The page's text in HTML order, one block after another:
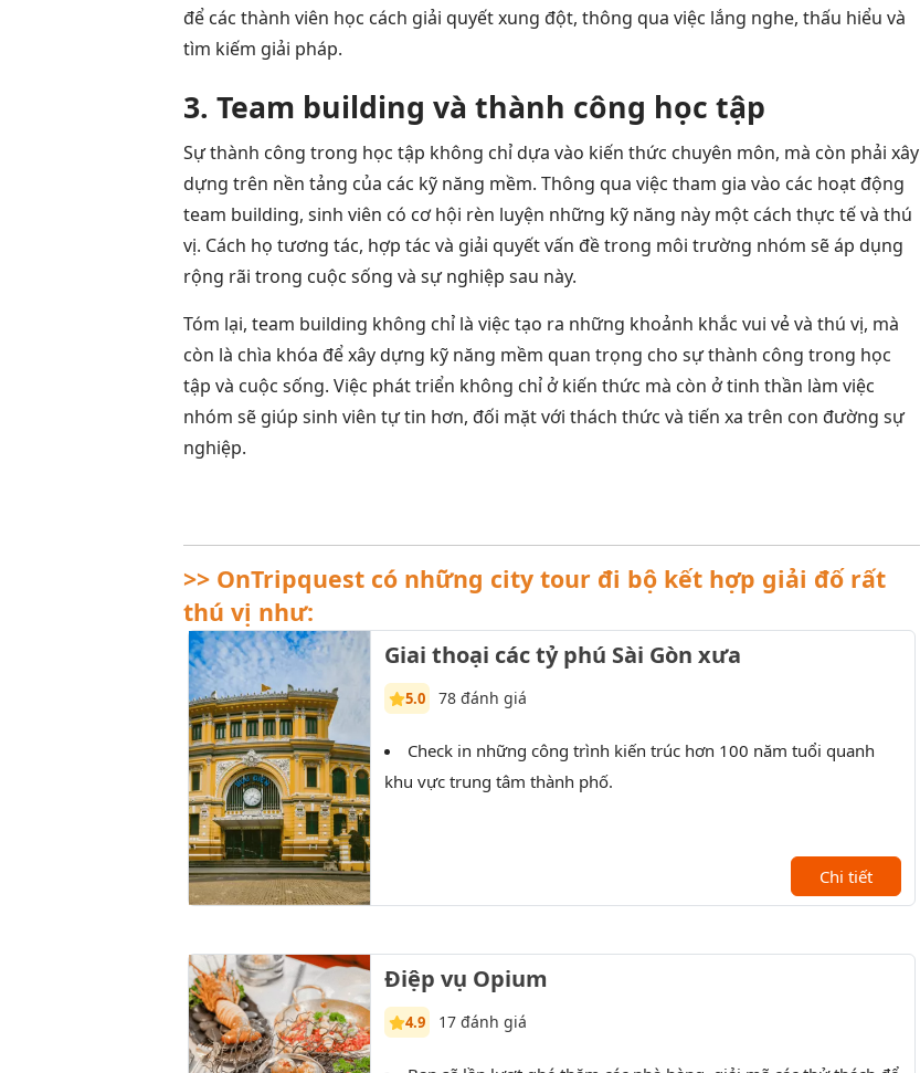
để các thành viên học cách giải quyết xung đột, thông qua việc lắng nghe, thấu hiểu và
tìm kiếm giải pháp.
3. Team building và thành công học tập
Sự thành công trong học tập không chỉ dựa vào kiến thức chuyên môn, mà còn phải xây
dựng trên nền tảng của các kỹ năng mềm. Thông qua việc tham gia vào các hoạt động
team building, sinh viên có cơ hội rèn luyện những kỹ năng này một cách thực tế và thú
vị. Cách họ tương tác, hợp tác và giải quyết vấn đề trong môi trường nhóm sẽ áp dụng
rộng rãi trong cuộc sống và sự nghiệp sau này.
Tóm lại, team building không chỉ là việc tạo ra những khoảnh khắc vui vẻ và thú vị, mà
còn là chìa khóa để xây dựng kỹ năng mềm quan trọng cho sự thành công trong học
tập và cuộc sống. Việc phát triển không chỉ ở kiến thức mà còn ở tinh thần làm việc
nhóm sẽ giúp sinh viên tự tin hơn, đối mặt với thách thức và tiến xa trên con đường sự
nghiệp.
>> OnTripquest có những city tour đi bộ kết hợp giải đố rất
thú vị như:
Giai thoại các tỷ phú Sài Gòn xưa
5.0 78 đánh giá
Check in những công trình kiến trúc hơn 100 năm tuổi quanh
khu vực trung tâm thành phố.
Chi tiết
Điệp vụ Opium
4.9 17 đánh giá